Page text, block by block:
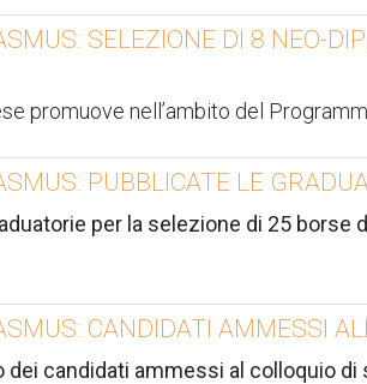
SELEZIONE DI 8 NEO-
promuove nell’ambito del
PUBBLICATE LE
per la selezione di 25 borse
CANDIDATI AMMESSI
dei candidati ammessi al colloquio